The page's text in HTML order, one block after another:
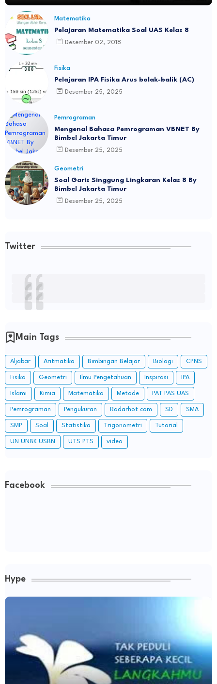
Matematika
Pelajaran Matematika Soal UAS Kelas 8
Desember 02, 2018
Fisika
Pelajaran IPA Fisika Arus bolak-balik (AC)
Desember 25, 2025
Pemrograman
Mengenal Bahasa Pemrograman VBNET By
Bimbel Jakarta Timur
Desember 25, 2025
Geometri
Soal Garis Singgung Lingkaran Kelas 8 By
Bimbel Jakarta Timur
Desember 25, 2025
Twitter
Main Tags
Aljabar Aritmatika Bimbingan Belajar Biologi CPNS
Fisika Geometri Ilmu Pengetahuan Inspirasi IPA
Islami Kimia Matematika Metode PAT PAS UAS
Pemrograman Pengukuran Radarhot com SD SMA
SMP Soal Statistika Trigonometri Tutorial
UN UNBK USBN UTS PTS video
Facebook
Hype